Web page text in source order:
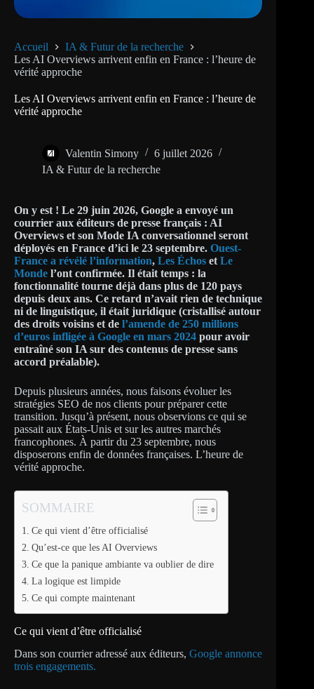
Accueil
IA & Futur de la recherche
Les AI Overviews arrivent enfin en France : l’heure de
vérité approche
Les AI Overviews arrivent enfin en France : l’heure de
vérité approche
Valentin Simony
6 juillet 2026
IA & Futur de la recherche
On y est ! Le 29 juin 2026, Google a envoyé un
courrier aux éditeurs de presse français : AI
Overviews et son Mode IA conversationnel seront
déployés en France d’ici le 23 septembre. Ouest-
France a révélé l’information, Les Échos et Le
Monde l’ont confirmée. Il était temps : la
fonctionnalité tourne déjà dans plus de 120 pays
depuis deux ans. Ce retard n’avait rien de technique
ni de linguistique, il était juridique (cristallisé autour
des droits voisins et de l’amende de 250 millions
d’euros infligée à Google en mars 2024 pour avoir
entraîné son IA sur des contenus de presse sans
accord préalable).
Depuis plusieurs années, nous faisons évoluer les
stratégies SEO de nos clients pour préparer cette
transition. Jusqu’à présent, nous observions ce qui se
passait aux États-Unis et sur les autres marchés
francophones. À partir du 23 septembre, nous
disposerons enfin de données françaises. L’heure de
vérité approche.
SOMMAIRE
Ce qui vient d’être officialisé
Qu’est-ce que les AI Overviews
Ce que la panique ambiante va oublier de dire
La logique est limpide
Ce qui compte maintenant
Ce qui vient d’être officialisé
Dans son courrier adressé aux éditeurs, Google annonce
trois engagements.